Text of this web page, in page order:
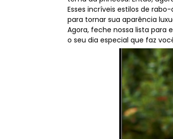
Esses incríveis estilos de
para tornar sua aparência
Agora, feche nossa lista para
o seu dia especial que faz